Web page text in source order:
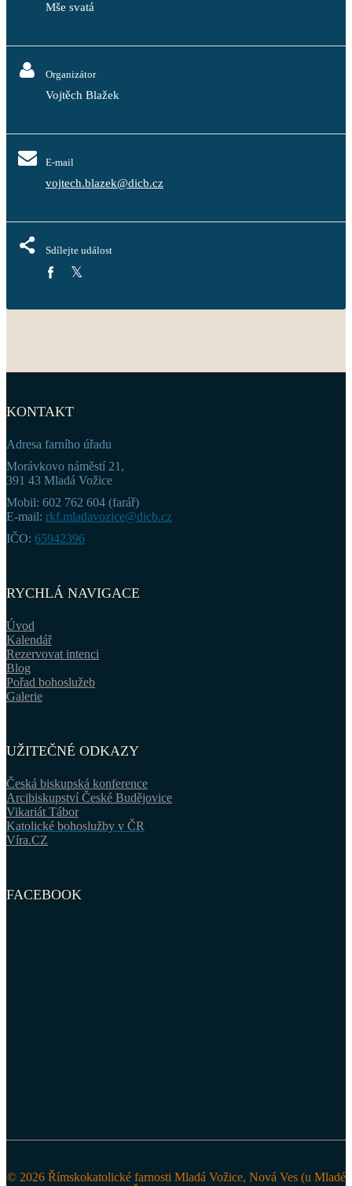
Mše svatá
Organizátor
Vojtěch Blažek
E-mail
vojtech.blazek@dicb.cz
Sdílejte událost
KONTAKT
Adresa farního úřadu
Morávkovo náměstí 21,
391 43 Mladá Vožice
Mobil: 602 762 604 (farář)
E-mail: rkf.mladavozice@dicb.cz
IČO: 65942396
RYCHLÁ NAVIGACE
Úvod
Kalendář
Rezervovat intenci
Blog
Pořad bohoslužeb
Galerie
UŽITEČNÉ ODKAZY
Česká biskupská konference
Arcibiskupství České Budějovice
Vikariát Tábor
Katolické bohoslužby v ČR
Víra.CZ
FACEBOOK
© 2026 Římskokatolické farnosti Mladá Vožice, Nová Ves (u Mladé